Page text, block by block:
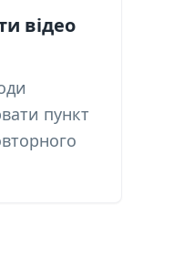
відео
пункт